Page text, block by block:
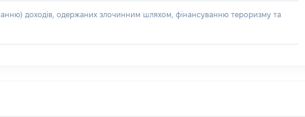
доходів, одержаних злочинним шляхом, фінансуванню тероризму та